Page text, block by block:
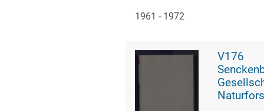
Senckenbergischen
1961 - 1972
V176